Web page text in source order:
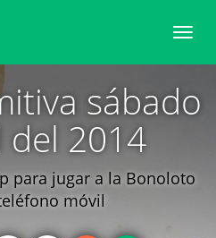
Toggle
sábado
2014
para jugar a la Bonoloto
móvil